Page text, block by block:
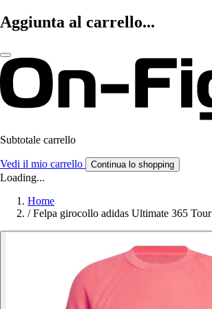
Aggiunta al carrello...
Subtotale carrello
Vedi il mio carrello Continua lo shopping
Loading...
Home
/ Felpa girocollo adidas Ultimate 365 Tour